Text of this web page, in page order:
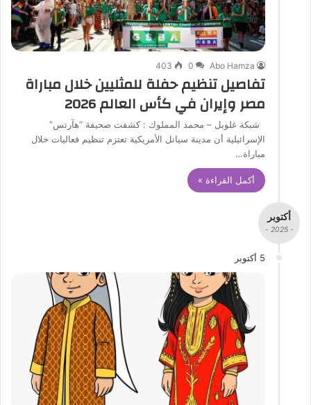
Abo Hamza
0
403
تفاصيل تنظيم حفلة للمثليين خلال مباراة
مصر وإيران في كأس العالم 2026
شبكة غلوبل – محمد المملوك : كشفت صحيفة “هآرتس”
الإسرائيلية أن مدينة سياتل الأمريكية تعتزم تنظيم فعاليات خلال
مباراة…
أكمل القراءة »
أكتوبر
- 2025 -
5 أكتوبر